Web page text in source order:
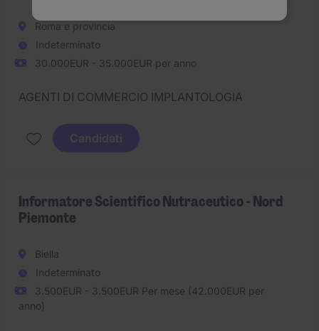
Roma e provincia
Indeterminato
30.000EUR - 35.000EUR per anno
AGENTI DI COMMERCIO IMPLANTOLOGIA
Candidati
Informatore Scientifico Nutraceutico - Nord
Piemonte
Biella
Indeterminato
3.500EUR - 3.500EUR Per mese (42.000EUR per
anno)